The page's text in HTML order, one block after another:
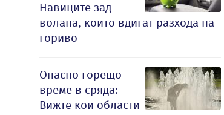
Навиците зад
волана, които вдигат разхода на
гориво
Опасно горещо
време в сряда:
Вижте кои области